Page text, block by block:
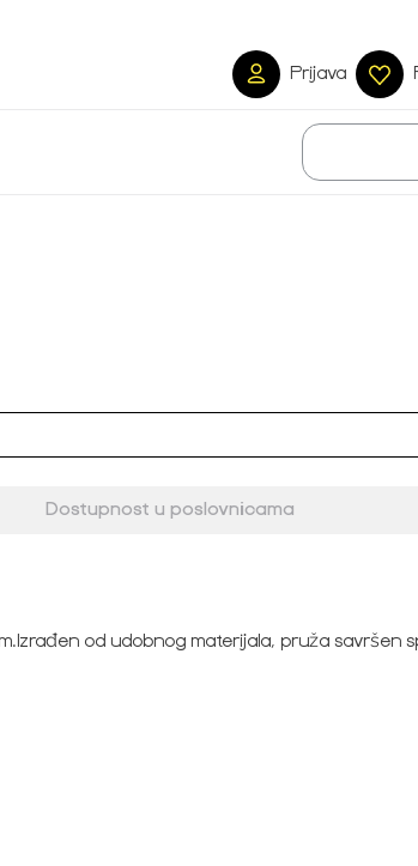
Prijava
Dostupnost u poslovnicama
od udobnog materijala, pruža savršen